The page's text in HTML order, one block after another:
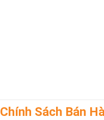
Chính Sách Bán